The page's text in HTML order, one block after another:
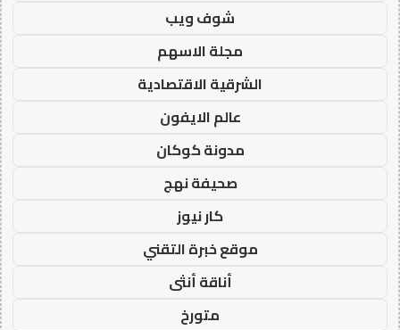
شوف ويب
مجلة الاسهم
الشرقية الاقتصادية
عالم الايفون
مدونة كوكان
صحيفة نهج
كار نيوز
موقع خبرة التقني
أناقة أنثى
متورخ